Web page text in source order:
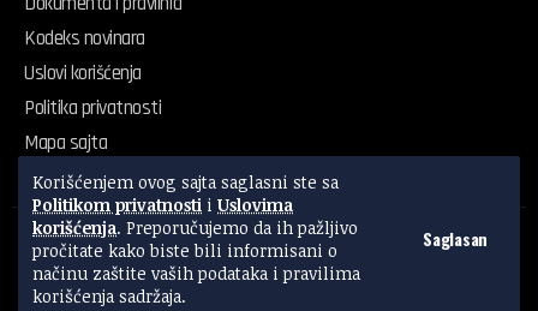
Korišćenjem ovog sajta saglasni ste sa
Politikom privatnosti i Uslovima
korišćenja. Preporučujemo da ih pažljivo
pročitate kako biste bili informisani o
načinu zaštite vaših podataka i pravilima
korišćenja sadržaja.
Saglasan
Kodeks novinara
Uslovi korišćenja
Politika privatnosti
Mapa sajta
© 2024 – 2026 Radio Sloboda. Sva prava zadržana.
Politika privatnosti
Uslovi korišćenja
Interni protokol za AI
Made with
in Kraljevo Powered by